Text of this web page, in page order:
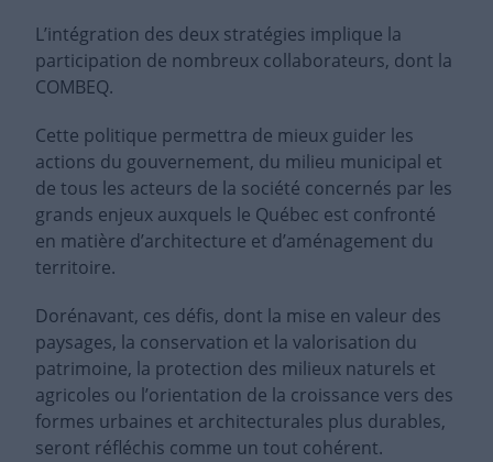
L’intégration des deux stratégies implique la
participation de nombreux collaborateurs, dont la
COMBEQ.
Cette politique permettra de mieux guider les
actions du gouvernement, du milieu municipal et
de tous les acteurs de la société concernés par les
grands enjeux auxquels le Québec est confronté
en matière d’architecture et d’aménagement du
territoire.
Dorénavant, ces défis, dont la mise en valeur des
paysages, la conservation et la valorisation du
patrimoine, la protection des milieux naturels et
agricoles ou l’orientation de la croissance vers des
formes urbaines et architecturales plus durables,
seront réfléchis comme un tout cohérent.